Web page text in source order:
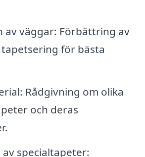
av väggar: Förbättring av
för bästa
Rådgivning om olika
och deras
specialtapeter: